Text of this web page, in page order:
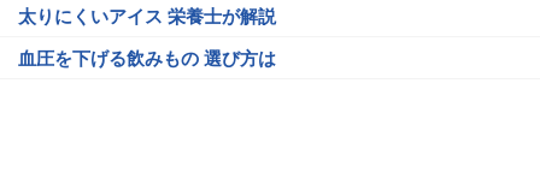
太りにくいアイス 栄養士が解説
血圧を下げる飲みもの 選び方は